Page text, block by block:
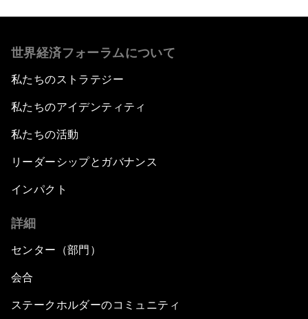
世界経済フォーラムについて
私たちのストラテジー
私たちのアイデンティティ
私たちの活動
リーダーシップとガバナンス
インパクト
詳細
センター（部門）
会合
ステークホルダーのコミュニティ